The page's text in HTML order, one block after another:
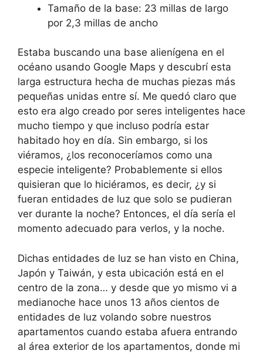
Tamaño de la base: 23 millas de largo
por 2,3 millas de ancho
Estaba buscando una base alienígena en el
océano usando Google Maps y descubrí esta
larga estructura hecha de muchas piezas más
pequeñas unidas entre sí. Me quedó claro que
esto era algo creado por seres inteligentes hace
mucho tiempo y que incluso podría estar
habitado hoy en día. Sin embargo, si los
viéramos, ¿los reconoceríamos como una
especie inteligente? Probablemente si ellos
quisieran que lo hiciéramos, es decir, ¿y si
fueran entidades de luz que solo se pudieran
ver durante la noche? Entonces, el día sería el
momento adecuado para verlos, y la noche.
Dichas entidades de luz se han visto en China,
Japón y Taiwán, y esta ubicación está en el
centro de la zona… y desde que yo mismo vi a
medianoche hace unos 13 años cientos de
entidades de luz volando sobre nuestros
apartamentos cuando estaba afuera entrando
al área exterior de los apartamentos, donde mi